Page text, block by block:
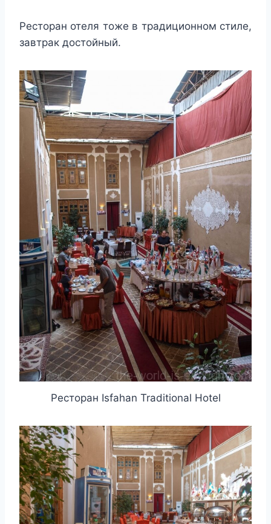
Ресторан отеля тоже в традиционном стиле,
завтрак достойный.
Ресторан Isfahan Traditional Hotel